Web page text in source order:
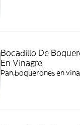
Bocadillo De
En Vinagre
Pan,boquerones en